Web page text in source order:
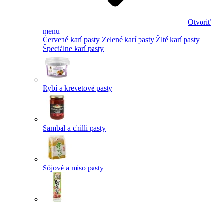
Otvoriť
menu
Červené karí pasty Zelené karí pasty Žlté karí pasty
Špeciálne karí pasty
Rybí a krevetové pasty
Sambal a chilli pasty
Sójové a miso pasty